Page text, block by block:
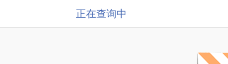
正在查询中